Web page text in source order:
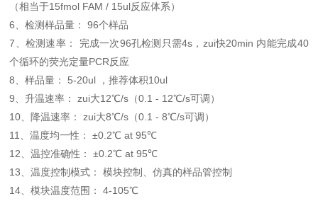
（相当于15fmol FAM / 15ul反应体系）
6、检测样品量： 96个样品
7、检测速率： 完成一次96孔检测只需4s，zui快20min 内能完成40
个循环的荧光定量PCR反应
8、样品量： 5-20ul ，推荐体积10ul
9、升温速率： zui大12℃/s（0.1 - 12℃/s可调）
10、降温速率： zui大8℃/s（0.1 - 8℃/s可调）
11、温度均一性： ±0.2℃ at 95℃
12、温控准确性： ±0.2℃ at 95℃
13、温度控制模式： 模块控制、仿真的样品管控制
14、模块温度范围： 4-105℃